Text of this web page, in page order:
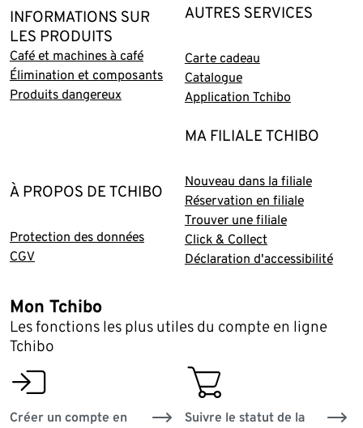
INFORMATIONS SUR
LES PRODUITS
Café et machines à café
Élimination et composants
Produits dangereux
AUTRES SERVICES
Carte cadeau
Catalogue
Application Tchibo
À PROPOS DE TCHIBO
Protection des données
CGV
MA FILIALE TCHIBO
Nouveau dans la filiale
Réservation en filiale
Trouver une filiale
Click & Collect
Déclaration d'accessibilité
Mon Tchibo
Les fonctions les plus utiles du compte en ligne
Tchibo
login
Créer un compte en
basket
Suivre le statut de la